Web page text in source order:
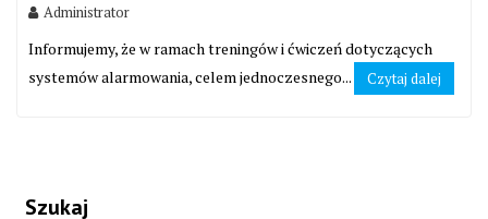
Administrator
Informujemy, że w ramach treningów i ćwiczeń dotyczących
systemów alarmowania, celem jednoczesnego...
Czytaj dalej
Szukaj